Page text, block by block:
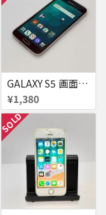
GALAXY S5 画面焼け docomo SC-04F
¥1,380
SOLD